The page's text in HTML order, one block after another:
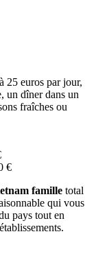
25 euros par jour,
un dîner dans un
fraîches ou
€
famille total
qui vous
pays tout en